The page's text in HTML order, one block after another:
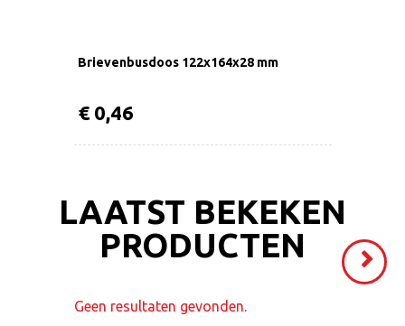
Brievenbusdoos 122x164x28 mm
€ 0,46
LAATST BEKEKEN
PRODUCTEN
Geen resultaten gevonden.
Volgende